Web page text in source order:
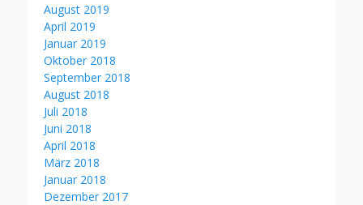
August 2019
April 2019
Januar 2019
Oktober 2018
September 2018
August 2018
Juli 2018
Juni 2018
April 2018
März 2018
Januar 2018
Dezember 2017